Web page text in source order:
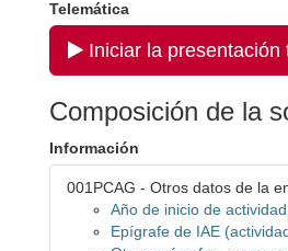
Telemática
Iniciar la presentación
Composición de la
Información
001PCAG - Otros datos de la
Año de inicio de actividad
Epígrafe de IAE